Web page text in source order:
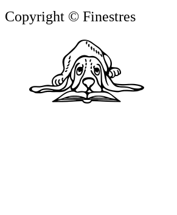
Copyright © Finestres